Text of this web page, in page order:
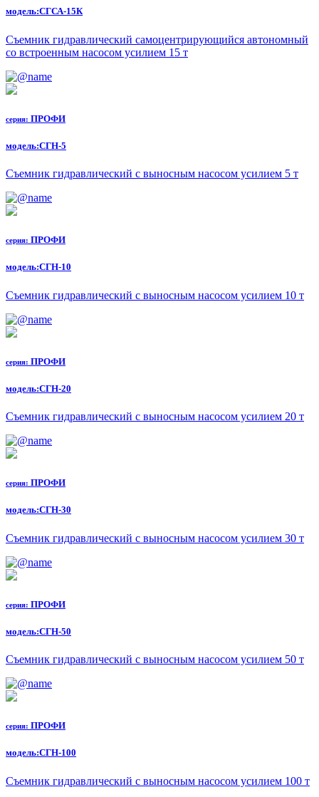
модель:СГСА-15К
Съемник гидравлический самоцентрирующийся автономный
со встроенным насосом усилием 15 т
серия: ПРОФИ
модель:СГН-5
Съемник гидравлический с выносным насосом усилием 5 т
серия: ПРОФИ
модель:СГН-10
Съемник гидравлический с выносным насосом усилием 10 т
серия: ПРОФИ
модель:СГН-20
Съемник гидравлический с выносным насосом усилием 20 т
серия: ПРОФИ
модель:СГН-30
Съемник гидравлический с выносным насосом усилием 30 т
серия: ПРОФИ
модель:СГН-50
Съемник гидравлический с выносным насосом усилием 50 т
серия: ПРОФИ
модель:СГН-100
Съемник гидравлический с выносным насосом усилием 100 т